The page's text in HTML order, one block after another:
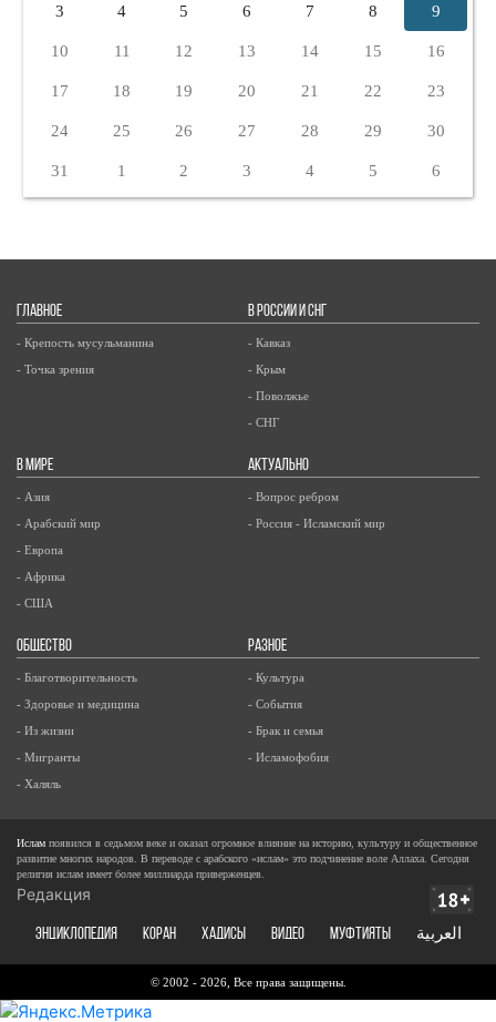
3 4 5 6 7 8 9
10 11 12 13 14 15 16
17 18 19 20 21 22 23
24 25 26 27 28 29 30
31 1 2 3 4 5 6
ГЛАВНОЕ
- Крепость мусульманина
- Точка зрения
В РОССИИ И СНГ
- Кавказ
- Крым
- Поволжье
- СНГ
В МИРЕ
- Азия
- Арабский мир
- Европа
- Африка
- США
АКТУАЛЬНО
- Вопрос ребром
- Россия - Исламский мир
ОБЩЕСТВО
- Благотворительность
- Здоровье и медицина
- Из жизни
- Мигранты
- Халяль
РАЗНОЕ
- Культура
- События
- Брак и семья
- Исламофобия
Ислам появился в седьмом веке и оказал огромное влияние на историю, культуру и общественное
развитие многих народов. В переводе с арабского «ислам» это подчинение воле Аллаха. Сегодня
религия ислам имеет более миллиарда приверженцев.
Редакция
ЭНЦИКЛОПЕДИЯ КОРАН ХАДИСЫ ВИДЕО Муфтияты العربية
© 2002 - 2026, Все права защищены.